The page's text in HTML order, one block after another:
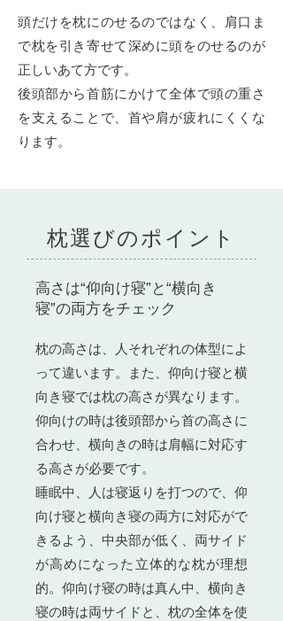
頭だけを枕にのせるのではなく、肩口ま
で枕を引き寄せて深めに頭をのせるのが
正しいあて方です。
後頭部から首筋にかけて全体で頭の重さ
を支えることで、首や肩が疲れにくくな
ります。
枕選びのポイント
高さは“仰向け寝”と“横向き
寝”の両方をチェック
枕の高さは、人それぞれの体型によ
って違います。また、仰向け寝と横
向き寝では枕の高さが異なります。
仰向けの時は後頭部から首の高さに
合わせ、横向きの時は肩幅に対応す
る高さが必要です。
睡眠中、人は寝返りを打つので、仰
向け寝と横向き寝の両方に対応がで
きるよう、中央部が低く、両サイド
が高めになった立体的な枕が理想
的。仰向け寝の時は真ん中、横向き
寝の時は両サイドと、枕の全体を使